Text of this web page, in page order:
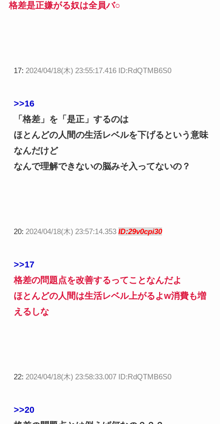
格差是正嫌がる奴は全員バ○
17: 2024/04/18(木) 23:55:17.416 ID:RdQTMB6S0
>>16
「格差」を「是正」するのは
ほとんどの人間の生活レベルを下げるという意味
なんだけど
なんで理解できないの脳みそ入ってないの？
20: 2024/04/18(木) 23:57:14.353 ID:29v0cpi30
>>17
格差の問題点を改善するってことなんだよ
ほとんどの人間は生活レベル上がるよw消費も増
えるしな
22: 2024/04/18(木) 23:58:33.007 ID:RdQTMB6S0
>>20